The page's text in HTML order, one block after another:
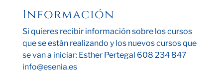
Información
Si quieres recibir información sobre los cursos
que se están realizando y los nuevos cursos que
se van a iniciar: Esther Pertegal 608 234 847
info@esenia.es